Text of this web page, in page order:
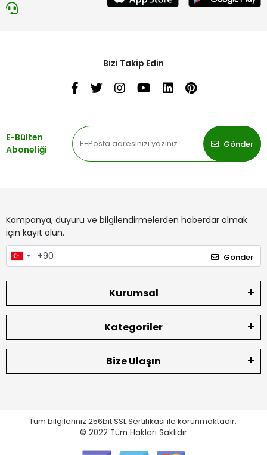
Bizi Takip Edin
E-Bülten
Aboneliği
Gönder
Kampanya, duyuru ve bilgilendirmelerden haberdar olmak
için kayıt olun.
Gönder
Kurumsal
Kategoriler
Bize Ulaşın
Tüm bilgileriniz 256bit SSL Sertifikası ile korunmaktadır.
© 2022 Tüm Hakları Saklıdır